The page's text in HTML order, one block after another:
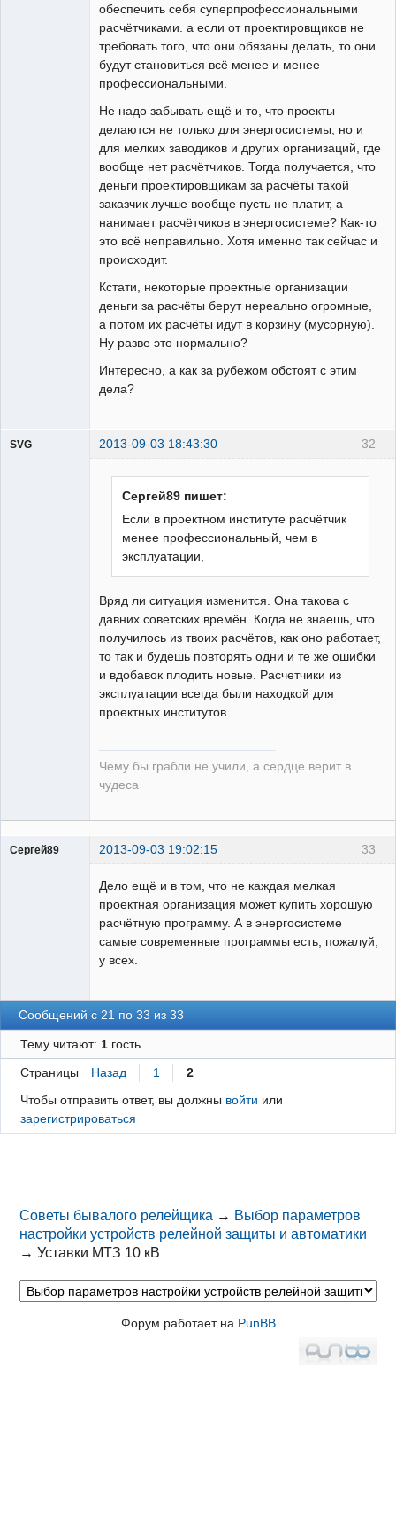
обеспечить себя суперпрофессиональными
расчётчиками. а если от проектировщиков не
требовать того, что они обязаны делать, то они
будут становиться всё менее и менее
профессиональными.
Не надо забывать ещё и то, что проекты
делаются не только для энергосистемы, но и
для мелких заводиков и других организаций, где
вообще нет расчётчиков. Тогда получается, что
деньги проектировщикам за расчёты такой
заказчик лучше вообще пусть не платит, а
нанимает расчётчиков в энергосистеме? Как-то
это всё неправильно. Хотя именно так сейчас и
происходит.
Кстати, некоторые проектные организации
деньги за расчёты берут нереально огромные,
а потом их расчёты идут в корзину (мусорную).
Ну разве это нормально?
Интересно, а как за рубежом обстоят с этим
дела?
32
SVG 2013-09-03 18:43:30
Сергей89 пишет:
Если в проектном институте расчётчик
менее профессиональный, чем в
эксплуатации,
Вряд ли ситуация изменится. Она такова с
давних советских времён. Когда не знаешь, что
получилось из твоих расчётов, как оно работает,
то так и будешь повторять одни и те же ошибки
и вдобавок плодить новые. Расчетчики из
эксплуатации всегда были находкой для
проектных институтов.
Чему бы грабли не учили, а сердце верит в
чудеса
33
Сергей89 2013-09-03 19:02:15
Дело ещё и в том, что не каждая мелкая
проектная организация может купить хорошую
расчётную программу. А в энергосистеме
самые современные программы есть, пожалуй,
у всех.
Сообщений с 21 по 33 из 33
Тему читают: 1гость
Страницы Назад 1
2
Чтобы отправить ответ, вы должны войти или
зарегистрироваться
Советы бывалого релейщика → Выбор параметров
настройки устройств релейной защиты и автоматики
→Уставки МТЗ 10 кВ
Форум работает на PunBB